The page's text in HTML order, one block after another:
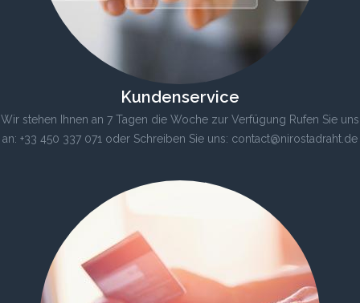
Kundenservice
Wir stehen Ihnen an 7 Tagen die Woche zur Verfügung Rufen Sie uns
an: +33 450 337 071 oder Schreiben Sie uns: contact@nirostadraht.de